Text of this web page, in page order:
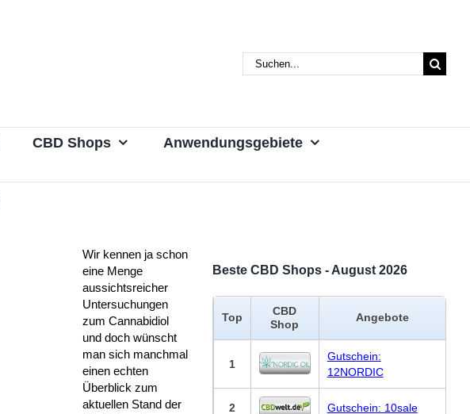
Suche
nach:
CBD Shops
Anwendungsgebiete
Wir kennen ja schon
eine Menge
aussichtsreicher
Untersuchungen
zum Cannabidiol
und doch wünscht
man sich manchmal
einen echten
Überblick zum
aktuellen Stand der
Beste CBD Shops - August 2026
Top
CBD
Shop
Angebote
1
Gutschein:
12NORDIC
2 Gutschein: 10sale